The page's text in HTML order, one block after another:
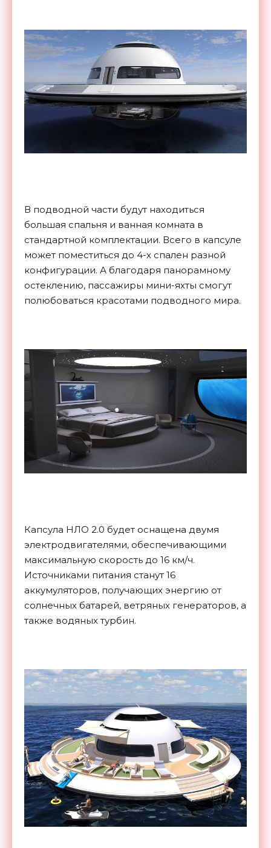
В подводной части будут находиться
большая спальня и ванная комната в
стандартной комплектации. Всего в капсуле
может поместиться до 4-х спален разной
конфигурации. А благодаря панорамному
остеклению, пассажиры мини-яхты смогут
полюбоваться красотами подводного мира.
Капсула НЛО 2.0 будет оснащена двумя
электродвигателями, обеспечивающими
максимальную скорость до 16 км/ч.
Источниками питания станут 16
аккумуляторов, получающих энергию от
солнечных батарей, ветряных генераторов, а
также водяных турбин.